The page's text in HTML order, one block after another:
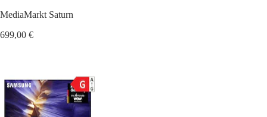
MediaMarkt Saturn
699,00 €